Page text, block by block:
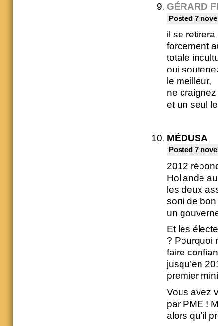
GÉRARD
Posted 7
il se retirera
forcement
totale
oui
le meilleur,
ne craignez
et un seul
MÉDUSA
Posted 7
2012
Hollande
les deux
sorti de
un
Et les
? Pourquoi
faire
jusqu’en
premier
Vous avez
par PME !
alors qu’il